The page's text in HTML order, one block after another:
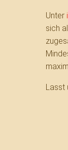
Unter
sich
Lasst